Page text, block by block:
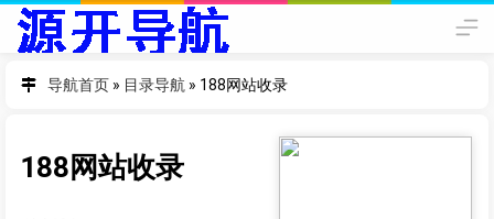
导航首页 » 目录导航 » 188网站收录
188网站收录